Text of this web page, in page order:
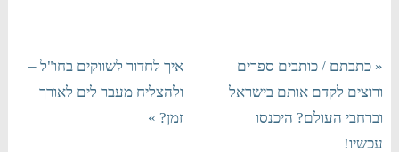
« כתבתם / כותבים ספרים
ורוצים לקדם אותם בישראל
וברחבי העולם? היכנסו
עכשיו!
איך לחדור לשווקים בחו"ל –
ולהצליח מעבר לים לאורך
זמן? »